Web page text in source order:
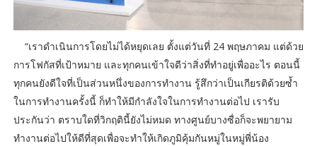
“เราดำเนินการโดยไม่ได้หยุดเลย ตั้งแต่วันที่ 24 พฤษภาคม แต่ด้วย
การโฟกัสที่เป้าหมาย และทุกคนเข้าใจดีว่าสิ่งที่ทำอยู่เพื่ออะไร ตอนนี้
ทุกคนยังดีใจที่เป็นส่วนหนึ่งของการทำงาน รู้สึกว่าเป็นเกียรติด้วยซ้ำ
ในการทำงานครั้งนี้ ก็ทำให้มีกำลังใจในการทำงานต่อไป เรารับ
ประกันว่า ตราบใดที่วิกฤตินี้ยังไม่หมด ทางศูนย์บางซื่อก็จะพยายาม
ทำงานต่อไปให้ดีที่สุดเพื่อจะทำให้เกิดภูมิคุ้มกันหมู่ในหมู่พี่น้อง